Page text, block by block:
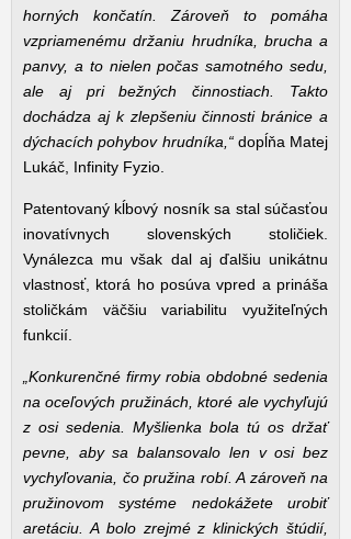
horných končatín. Zároveň to pomáha
vzpriamenému držaniu hrudníka, brucha a
panvy, a to nielen počas samotného sedu,
ale aj pri bežných činnostiach. Takto
dochádza aj k zlepšeniu činnosti bránice a
dýchacích pohybov hrudníka,“dopĺňa Matej
Lukáč, Infinity Fyzio.
Patentovaný kĺbový nosník sa stal súčasťou
inovatívnych slovenských stoličiek.
Vynálezca mu však dal aj ďalšiu unikátnu
vlastnosť, ktorá ho posúva vpred a prináša
stoličkám väčšiu variabilitu využiteľných
funkcií.
„Konkurenčné firmy robia obdobné sedenia
na oceľových pružinách, ktoré ale vychyľujú
z osi sedenia. Myšlienka bola tú os držať
pevne, aby sa balansovalo len v osi bez
vychyľovania, čo pružina robí. A zároveň na
pružinovom systéme nedokážete urobiť
aretáciu. A bolo zrejmé z klinických štúdií,